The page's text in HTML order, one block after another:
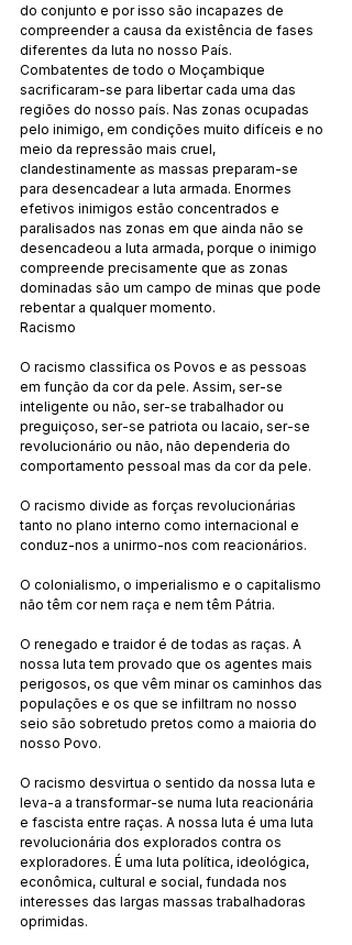
do conjunto e por isso são incapazes de
compreender a causa da existência de fases
diferentes da luta no nosso País.
Combatentes de todo o Moçambique
sacrificaram-se para libertar cada uma das
regiões do nosso país. Nas zonas ocupadas
pelo inimigo, em condições muito difíceis e no
meio da repressão mais cruel,
clandestinamente as massas preparam-se
para desencadear a luta armada. Enormes
efetivos inimigos estão concentrados e
paralisados nas zonas em que ainda não se
desencadeou a luta armada, porque o inimigo
compreende precisamente que as zonas
dominadas são um campo de minas que pode
rebentar a qualquer momento.
Racismo
O racismo classifica os Povos e as pessoas
em função da cor da pele. Assim, ser-se
inteligente ou não, ser-se trabalhador ou
preguiçoso, ser-se patriota ou lacaio, ser-se
revolucionário ou não, não dependeria do
comportamento pessoal mas da cor da pele.
O racismo divide as forças revolucionárias
tanto no plano interno como internacional e
conduz-nos a unirmo-nos com reacionários.
O colonialismo, o imperialismo e o capitalismo
não têm cor nem raça e nem têm Pátria.
O renegado e traidor é de todas as raças. A
nossa luta tem provado que os agentes mais
perigosos, os que vêm minar os caminhos das
populações e os que se infiltram no nosso
seio são sobretudo pretos como a maioria do
nosso Povo.
O racismo desvirtua o sentido da nossa luta e
leva-a a transformar-se numa luta reacionária
e fascista entre raças. A nossa luta é uma luta
revolucionária dos explorados contra os
exploradores. É uma luta política, ideológica,
econômica, cultural e social, fundada nos
interesses das largas massas trabalhadoras
oprimidas.